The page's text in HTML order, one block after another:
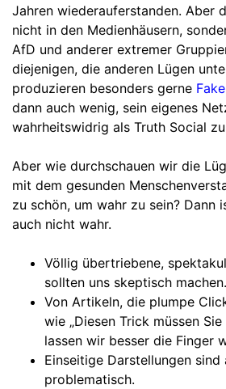
Jahren wiederauferstanden. Aber
nicht in den Medienhäusern,
AfD und anderer extremer
diejenigen, die anderen Lügen
produzieren besonders gerne
dann auch wenig, sein eigenes
wahrheitswidrig als Truth Social
Aber wie durchschauen wir die
mit dem gesunden
zu schön, um wahr zu sein? Dann
auch nicht wahr.
Völlig übertriebene,
sollten uns skeptisch machen.
Von Artikeln, die plumpe
wie „Diesen Trick müssen Sie
lassen wir besser die Finger
Einseitige Darstellungen sind
problematisch.